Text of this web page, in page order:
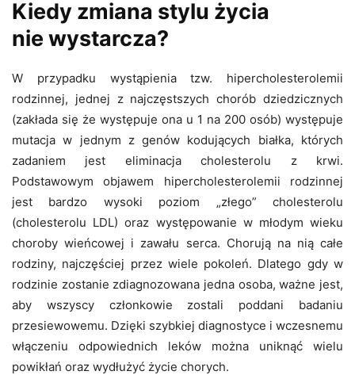
Kiedy zmiana stylu życia
nie wystarcza?
W przypadku wystąpienia tzw. hipercholesterolemii
rodzinnej, jednej z najczęstszych chorób dziedzicznych
(zakłada się że występuje ona u 1 na 200 osób) występuje
mutacja w jednym z genów kodujących białka, których
zadaniem jest eliminacja cholesterolu z krwi.
Podstawowym objawem hipercholesterolemii rodzinnej
jest bardzo wysoki poziom „złego” cholesterolu
(cholesterolu LDL) oraz występowanie w młodym wieku
choroby wieńcowej i zawału serca. Chorują na nią całe
rodziny, najczęściej przez wiele pokoleń. Dlatego gdy w
rodzinie zostanie zdiagnozowana jedna osoba, ważne jest,
aby wszyscy członkowie zostali poddani badaniu
przesiewowemu. Dzięki szybkiej diagnostyce i wczesnemu
włączeniu odpowiednich leków można uniknąć wielu
powikłań oraz wydłużyć życie chorych.